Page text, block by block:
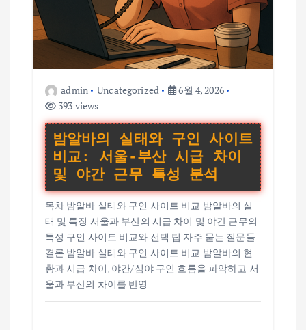
admin Uncategorized
6월 4, 2026
393 views
밤알바의 실태와 구인 사이트
비교: 서울-부산 시급 차이
및 야간 근무 특성 분석
목차 밤알바 실태와 구인 사이트 비교 밤알바의 실
태 및 특징 서울과 부산의 시급 차이 및 야간 근무의
특성 구인 사이트 비교와 선택 팁 자주 묻는 질문들
결론 밤알바 실태와 구인 사이트 비교 밤알바의 현
황과 시급 차이, 야간/심야 구인 흐름을 파악하고 서
울과 부산의 차이를 반영